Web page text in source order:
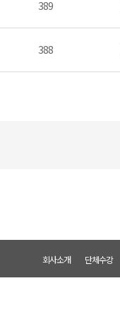
389
388
회사소개 단체수강